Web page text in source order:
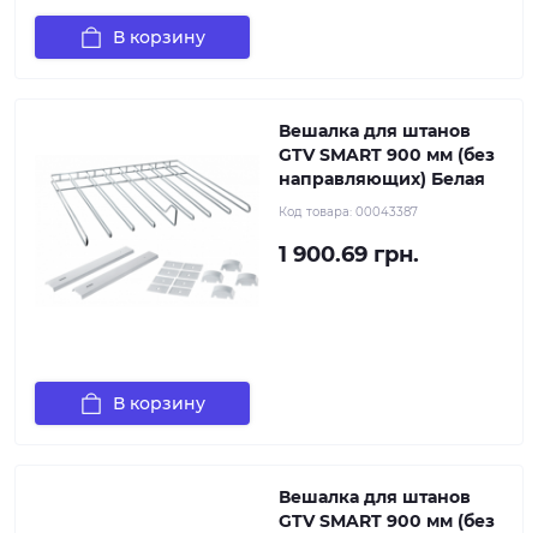
В корзину
Вешалка для штанов
GTV SMART 900 мм (без
направляющих) Белая
Код товара: 00043387
1 900.69 грн.
В корзину
Вешалка для штанов
GTV SMART 900 мм (без